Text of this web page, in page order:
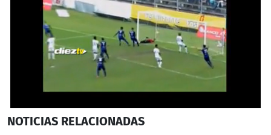
seconds
NOTICIAS RELACIONADAS